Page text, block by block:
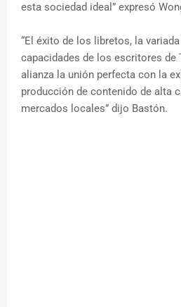
esta sociedad ideal” expresó
“El éxito de los libretos, la
capacidades de los escritores de
alianza la unión perfecta con la
producción de contenido de alta
mercados locales” dijo Bastón.